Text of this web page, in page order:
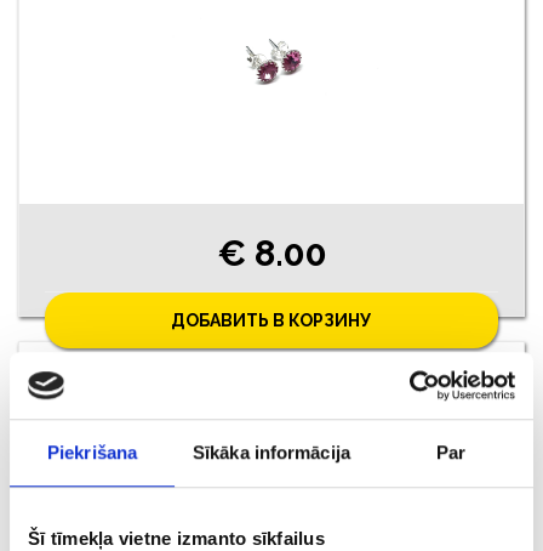
Piekrišana Sīkāka informācija Par
Šī tīmekļa vietne izmanto sīkfailus
€ 8.00
ДОБАВИТЬ В КОРЗИНУ